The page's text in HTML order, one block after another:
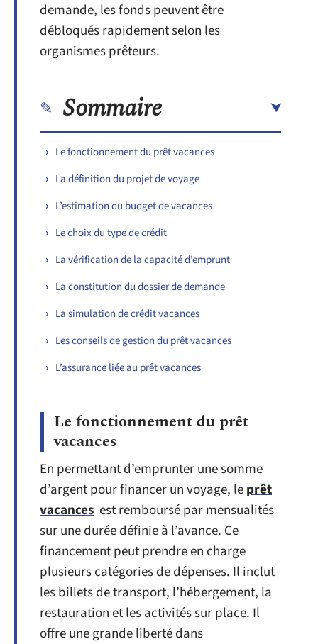
demande, les fonds peuvent être
débloqués rapidement selon les
organismes prêteurs.
Sommaire
Le fonctionnement du prêt vacances
La définition du projet de voyage
L’estimation du budget de vacances
Le choix du type de crédit
La vérification de la capacité d’emprunt
La constitution du dossier de demande
La simulation de crédit vacances
Les conseils de gestion du prêt vacances
L’assurance liée au prêt vacances
Le fonctionnement du prêt
vacances
En permettant d’emprunter une somme
d’argent pour financer un voyage, leprêt
vacances est remboursé par mensualités
sur une durée définie à l’avance. Ce
financement peut prendre en charge
plusieurs catégories de dépenses. Il inclut
les billets de transport, l’hébergement, la
restauration et les activités sur place. Il
offre une grande liberté dans